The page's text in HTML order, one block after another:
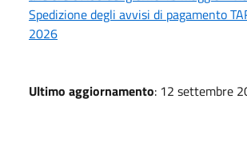
Spedizione degli avvisi di pagamento
2026
Ultimo aggiornamento: 12 settembre